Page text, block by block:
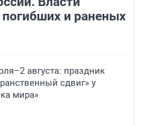
и раненых
августа: праздник
сдвиг» у
мира»